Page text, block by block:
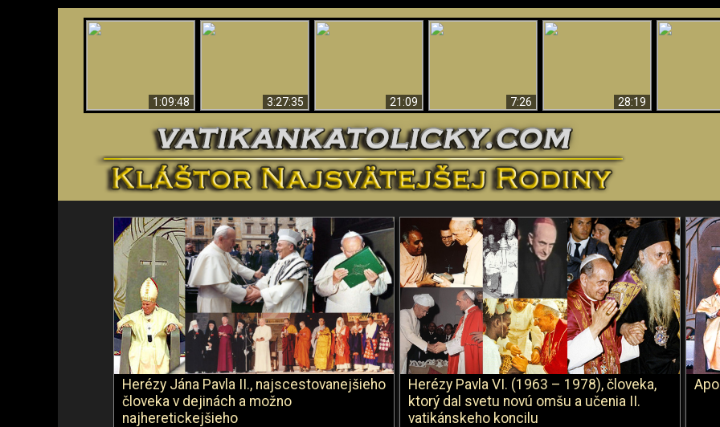
1:09:48 3:27:35
21:09
7:26 28:19
Herézy Jána Pavla II., najscestovanejšieho
človeka v dejinách a možno
najheretickejšieho
Herézy Pavla VI. (1963 – 1978), človeka,
ktorý dal svetu novú omšu a učenia II.
vatikánskeho koncilu